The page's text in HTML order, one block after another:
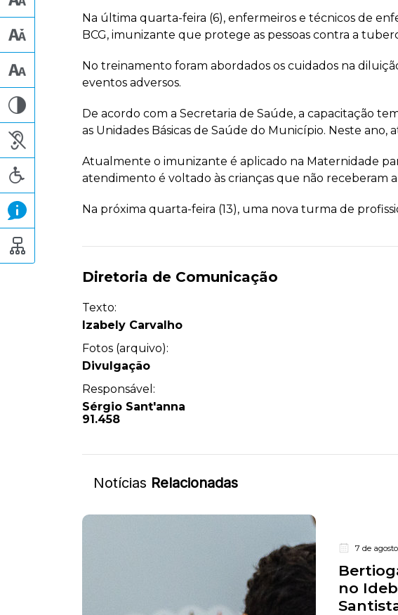
Na última quarta-feira (6), enfermeiros e técnicos de
BCG, imunizante que protege as pessoas contra a
No treinamento foram abordados os cuidados na
eventos adversos.
De acordo com a Secretaria de Saúde, a capacitação
as Unidades Básicas de Saúde do Município. Neste ano,
Atualmente o imunizante é aplicado na Maternidade
atendimento é voltado às crianças que não receberam
Na próxima quarta-feira (13), uma nova turma de
Diretoria de Comunicação
Texto:
Izabely Carvalho
Fotos (arquivo):
Divulgação
Responsável:
Sérgio Sant'anna
91.458
Notícias Relacionadas
7 de
no